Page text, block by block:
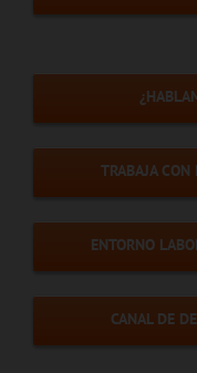
TRABAJA CON
ENTORNO
CANAL DE